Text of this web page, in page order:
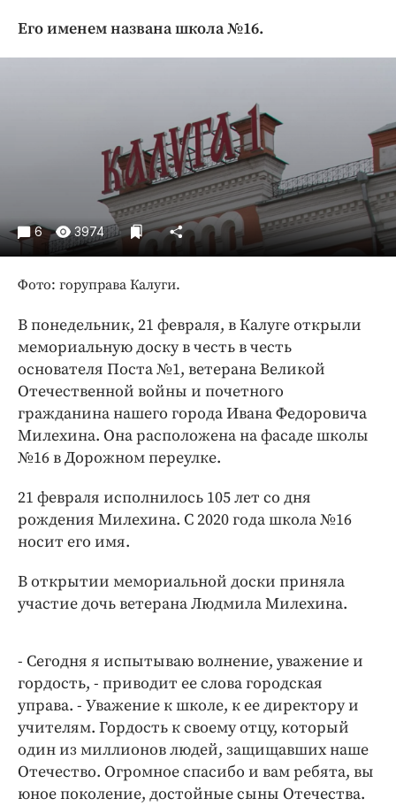
Общество
Погода
Праздники
Происшествия
Спорт
Экономика и бизнес
Блоги
Издания
Интересное чтиво
Клиника года
Работодатель года
Его именем названа школа №16.
6 3974
Фото: горуправа Калуги.
В понедельник, 21 февраля, в Калуге открыли
мемориальную доску в честь в честь
основателя Поста №1, ветерана Великой
Отечественной войны и почетного
гражданина нашего города Ивана Федоровича
Милехина. Она расположена на фасаде школы
№16 в Дорожном переулке.
21 февраля исполнилось 105 лет со дня
рождения Милехина. С 2020 года школа №16
носит его имя.
В открытии мемориальной доски приняла
участие дочь ветерана Людмила Милехина.
- Сегодня я испытываю волнение, уважение и
гордость, - приводит ее слова городская
управа. - Уважение к школе, к ее директору и
учителям. Гордость к своему отцу, который
один из миллионов людей, защищавших наше
Отечество. Огромное спасибо и вам ребята, вы
юное поколение, достойные сыны Отечества.